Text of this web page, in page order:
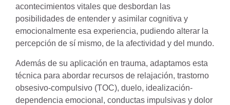
acontecimientos vitales que desbordan las
posibilidades de entender y asimilar cognitiva y
emocionalmente esa experiencia, pudiendo alterar la
percepción de sí mismo, de la afectividad y del mundo.
Además de su aplicación en trauma, adaptamos esta
técnica para abordar recursos de relajación, trastorno
obsesivo-compulsivo (TOC), duelo, idealización-
dependencia emocional, conductas impulsivas y dolor